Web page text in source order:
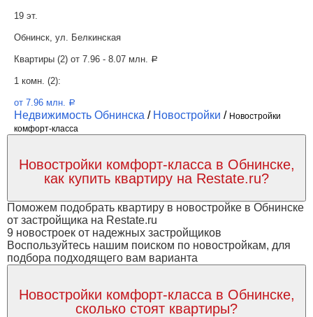
19 эт.
Обнинск, ул. Белкинская
Квартиры (2) от 7.96 - 8.07 млн. a
1 комн. (2):
от 7.96 млн. a
Недвижимость Обнинска / Новостройки / Новостройки
комфорт-класса
Новостройки комфорт-класса в Обнинске,
как купить квартиру на Restate.ru?
Поможем подобрать квартиру в новостройке в Обнинске
от застройщика на Restate.ru
9 новостроек от надежных застройщиков
Воспользуйтесь нашим поиском по новостройкам, для
подбора подходящего вам варианта
Новостройки комфорт-класса в Обнинске,
сколько стоят квартиры?